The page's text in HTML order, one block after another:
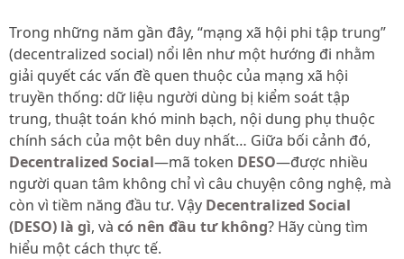
Trong những năm gần đây, “mạng xã hội phi tập trung”
(decentralized social) nổi lên như một hướng đi nhằm
giải quyết các vấn đề quen thuộc của mạng xã hội
truyền thống: dữ liệu người dùng bị kiểm soát tập
trung, thuật toán khó minh bạch, nội dung phụ thuộc
chính sách của một bên duy nhất… Giữa bối cảnh đó,
Decentralized Social—mã token DESO—được nhiều
người quan tâm không chỉ vì câu chuyện công nghệ, mà
còn vì tiềm năng đầu tư. Vậy Decentralized Social
(DESO) là gì, và có nên đầu tư không? Hãy cùng tìm
hiểu một cách thực tế.